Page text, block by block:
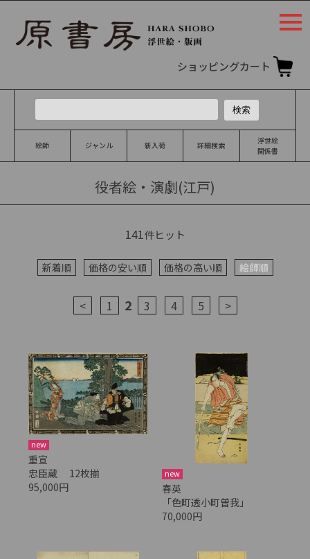
ショッピングカート
絵師 ジャンル 新入荷 詳細検索
浮世絵
関係書
役者絵・演劇(江戸)
141件ヒット
新着順 価格の安い順 価格の高い順 絵師順
< 1 2 3 4 5 >
new
重宣
忠臣蔵 12枚揃
95,000円
new
春英
「色町透小町曽我」
70,000円